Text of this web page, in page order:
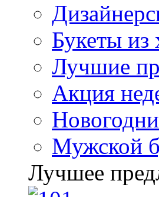
Букеты из
Лучшие
Акция
Мужской
Лучшее